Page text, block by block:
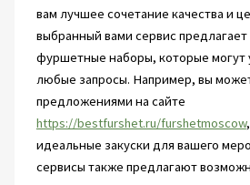
вам лучшее сочетание качества и
выбранный вами сервис
фуршетные наборы, которые могут
любые запросы. Например, вы
предложениями на сайте
https://bestfurshet.ru/furshetmoscow
идеальные закуски для вашего
сервисы также предлагают